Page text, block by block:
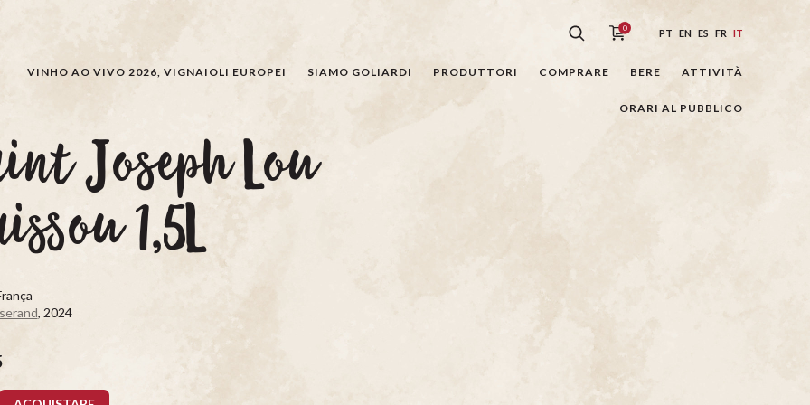
0 PT EN ES FR IT
VINHO AO VIVO 2026, VIGNAIOLI EUROPEI SIAMO GOLIARDI PRODUTTORI COMPRARE BERE ATTIVITÀ
ORARI AL PUBBLICO
Joseph Lou
1,5L
, 2024